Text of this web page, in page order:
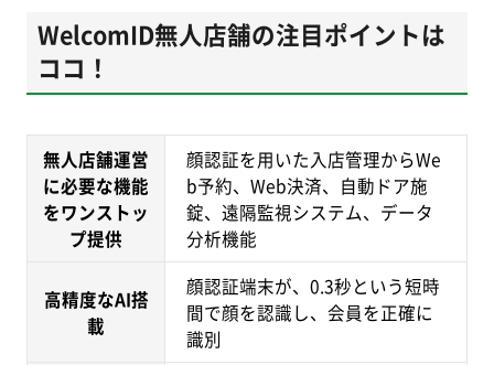
WelcomID無人店舗の注目ポイントは
ココ！
無人店舗運営
に必要な機能
をワンストッ
プ提供
顔認証を用いた入店管理からWe
b予約、Web決済、自動ドア施
錠、遠隔監視システム、データ
分析機能
高精度なAI搭
載
顔認証端末が、0.3秒という短時
間で顔を認識し、会員を正確に
識別